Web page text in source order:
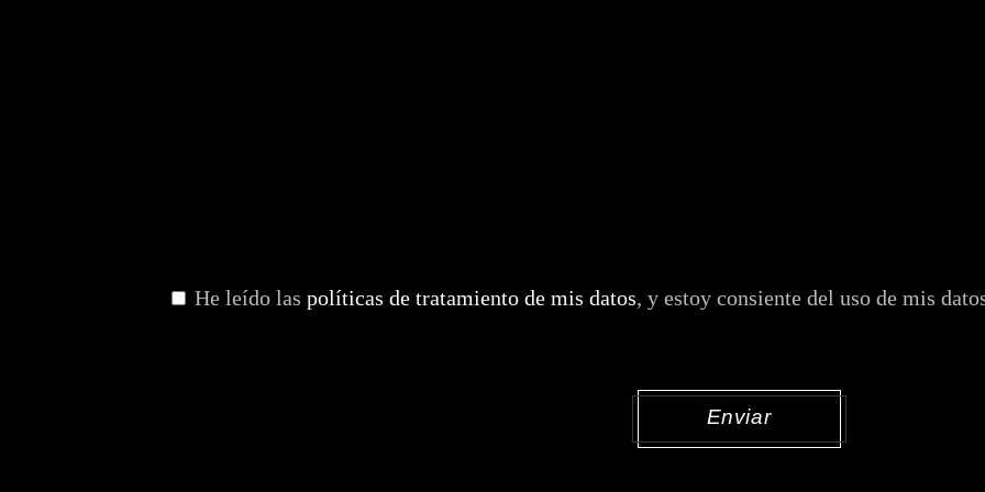
He leído las políticas de tratamiento de mis datos, y estoy consiente del uso de mis
Enviar